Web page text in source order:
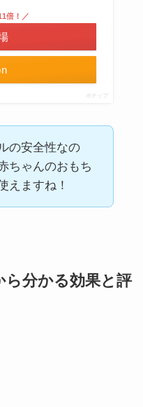
倍！／
ポチップ
の安全性なの
ちゃんのおもち
えますね！
ら分かる効果と評